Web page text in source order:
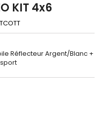
KIT 4x6
Réflecteur Argent/Blanc +